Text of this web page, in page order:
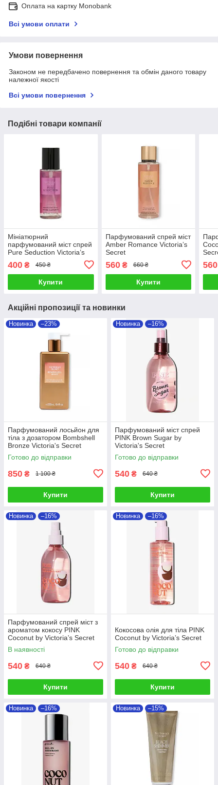
Оплата на картку Monobank
Всі умови оплати
Умови повернення
Законом не передбачено повернення та обмін даного товару
належної якості
Всі умови повернення
Подібні товари компанії
Мініатюрний
парфумований міст спрей
Pure Seduction Victoria’s
400 ₴ 450 ₴
Купити
Парфумований спрей міст
Amber Romance Victoria’s
Secret
560₴ 660 ₴
Купити
560
Акційні пропозиції та новинки
Новинка –23%
Парфумований лосьйон для
тіла з дозатором Bombshell
Bronze Victoria's Secret
Готово до відправки
850 ₴ 1 100 ₴
Купити
Новинка –16%
Парфумований міст спрей
PINK Brown Sugar by
Victoria's Secret
Готово до відправки
540 ₴ 640 ₴
Купити
Новинка –16%
Парфумований спрей міст з
ароматом кокосу PINK
Coconut by Victoria’s Secret
В наявності
540 ₴ 640 ₴
Купити
Новинка –16%
Кокосова олія для тіла PINK
Coconut by Victoria’s Secret
Готово до відправки
540 ₴ 640 ₴
Купити
Новинка –16% Новинка –15%